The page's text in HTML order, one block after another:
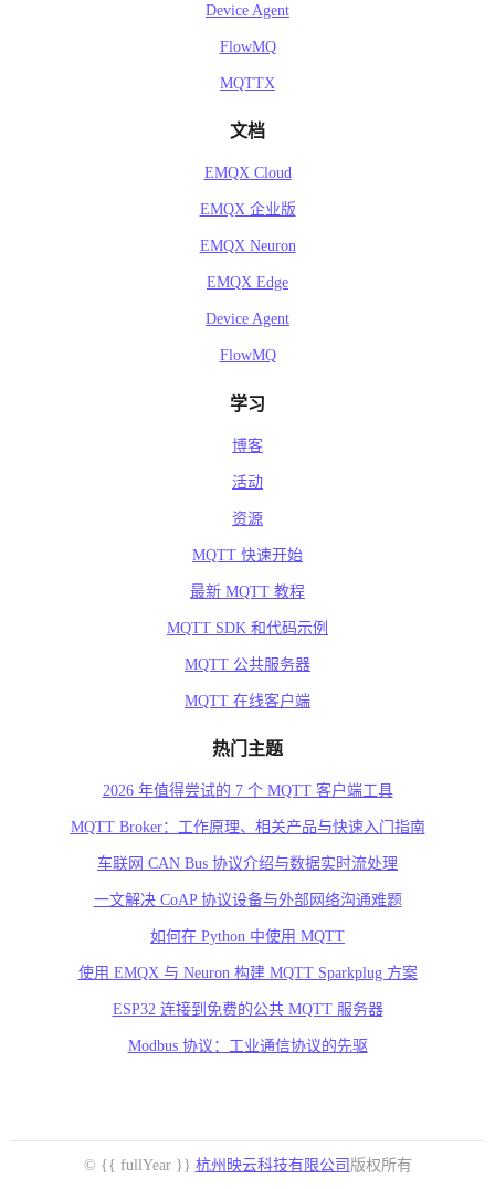
Device Agent
FlowMQ
MQTTX
文档
EMQX Cloud
EMQX 企业版
EMQX Neuron
EMQX Edge
Device Agent
FlowMQ
学习
博客
活动
资源
MQTT 快速开始
最新 MQTT 教程
MQTT SDK 和代码示例
MQTT 公共服务器
MQTT 在线客户端
热门主题
2026 年值得尝试的 7 个 MQTT 客户端工具
MQTT Broker：工作原理、相关产品与快速入门指南
车联网 CAN Bus 协议介绍与数据实时流处理
一文解决 CoAP 协议设备与外部网络沟通难题
如何在 Python 中使用 MQTT
使用 EMQX 与 Neuron 构建 MQTT Sparkplug 方案
ESP32 连接到免费的公共 MQTT 服务器
Modbus 协议：工业通信协议的先驱
© {{ fullYear }} 杭州映云科技有限公司 版权所有